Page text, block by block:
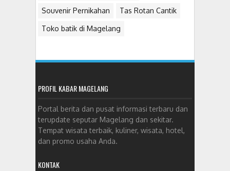
Souvenir Pernikahan Tas Rotan Cantik
Toko batik di Magelang
PROFIL KABAR MAGELANG
Portal berita dan pusat informasi terbaru dan
terupdate seputar Magelang dan sekitar.
Tempat wisata terbaik, kuliner, wisata, hotel,
dan promo usaha Anda.
KONTAK